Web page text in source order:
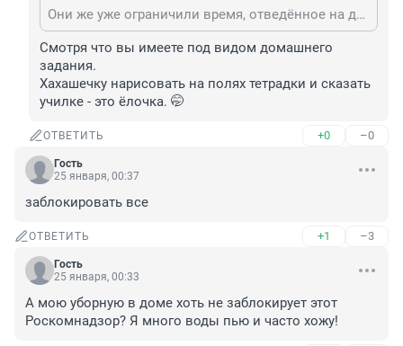
Они же уже ограничили время, отведённое на домашнее задание?
Смотря что вы имеете под видом домашнего
задания.
Хахашечку нарисовать на полях тетрадки и сказать
училке - это ёлочка. 🤭
ОТВЕТИТЬ +0 –0
Гость
25 января, 00:37
заблокировать все
ОТВЕТИТЬ +1 –3
Гость
25 января, 00:33
А мою уборную в доме хоть не заблокирует этот
Роскомнадзор? Я много воды пью и часто хожу!